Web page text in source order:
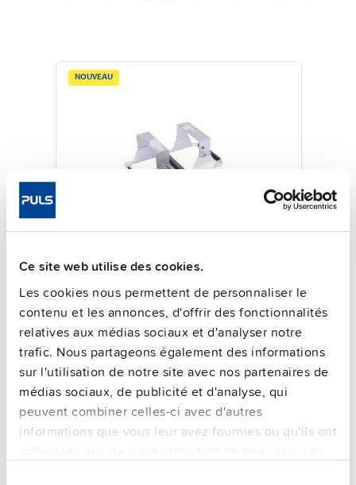
Ce site web utilise des cookies.
Les cookies nous permettent de personnaliser le
contenu et les annonces, d'offrir des fonctionnalités
relatives aux médias sociaux et d'analyser notre
trafic. Nous partageons également des informations
sur l'utilisation de notre site avec nos partenaires de
médias sociaux, de publicité et d'analyse, qui
peuvent combiner celles-ci avec d'autres
informations que vous leur avez fournies ou qu'ils ont
NOUVEAU
UZO24.262-E1
24 V, 40 A
Extension de module de batterie
Fiche technique
Détails